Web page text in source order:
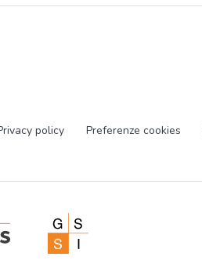
policy Preferenze cookies